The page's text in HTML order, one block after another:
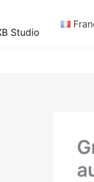
Studio